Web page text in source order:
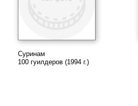
Суринам
100 гуилдеров (1994 г.)